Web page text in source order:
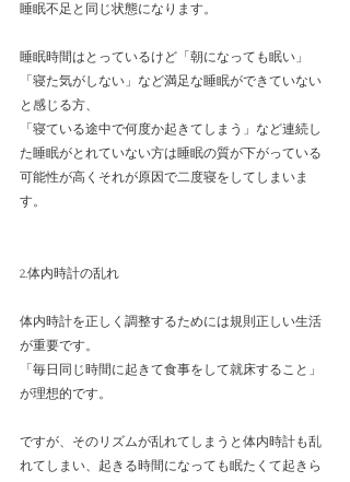
睡眠不足と同じ状態になります。
睡眠時間はとっているけど「朝になっても眠い」
「寝た気がしない」など満足な睡眠ができていない
と感じる方、
「寝ている途中で何度か起きてしまう」など連続し
た睡眠がとれていない方は睡眠の質が下がっている
可能性が高くそれが原因で二度寝をしてしまいま
す。
2.体内時計の乱れ
体内時計を正しく調整するためには規則正しい生活
が重要です。
「毎日同じ時間に起きて食事をして就床すること」
が理想的です。
ですが、そのリズムが乱れてしまうと体内時計も乱
れてしまい、起きる時間になっても眠たくて起きら